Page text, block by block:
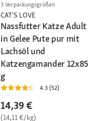
3 Verpackungsgrößen
CAT'S LOVE
Nassfutter Katze Adult
in Gelee Pute pur mit
Lachsöl und
Katzengamander 12x85
g
4.3 (52)
14,39 €
(14,11 €/kg)